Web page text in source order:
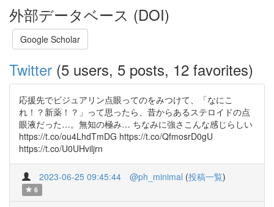
外部データベース (DOI)
Google Scholar
Twitter (5 users, 5 posts, 12 favorites)
応援先でビジュアリン点眼ってのをみつけて、「なにこ
れ！？新薬！？」って思ったら、昔からあるステロイドの点
眼液だった…。無知の極み… ちなみに強さこんな感じらしい
https://t.co/ou4LhdTmDG https://t.co/QfmosrD0gU
https://t.co/U0UHviljrn
2023-06-25 09:45:44 @ph_minimal (投稿一覧)
6